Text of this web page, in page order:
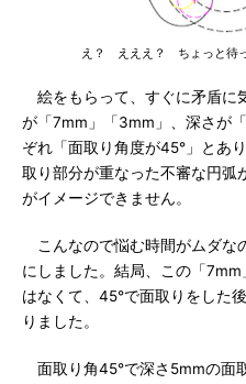
え？ えええ？ ちょっと待
絵をもらって、すぐに矛盾に
が「7mm」「3mm」、深さが
ぞれ「面取り角度が45°」とあ
取り部分が重なった不審な円弧
がイメージできません。
こんなので悩む時間がムダな
にしました。結局、この「
はなくて、45°で面取りをした
りました。
面取り角45°で深さ5mmの面